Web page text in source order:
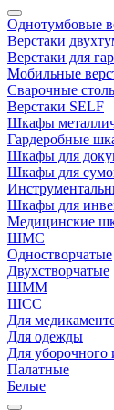
Однотумбовые
Верстаки
Верстаки для
Мобильные
Сварочные
Верстаки SELF
Шкафы
Гардеробные
Шкафы для
Шкафы для
Шкафы для
Медицинские
ШМС
Одностворчатые
Двухстворчатые
ШММ
ШСС
Для
Для одежды
Для уборочного
Палатные
Белые